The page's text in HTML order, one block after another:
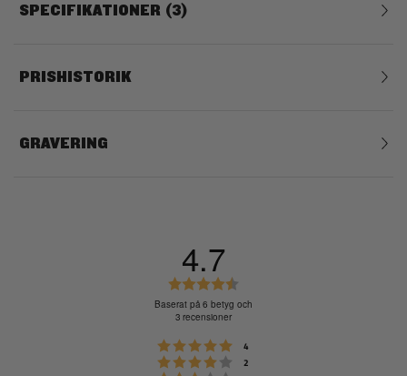
SPECIFIKATIONER 3
PRISHISTORIK
GRAVERING
Betyg: 5 utav 5 stjärnor
4
Betyg: 4 utav 5 stjärnor
2
4.7
e
y
g
Baserat på 6 betyg och
3 recensioner